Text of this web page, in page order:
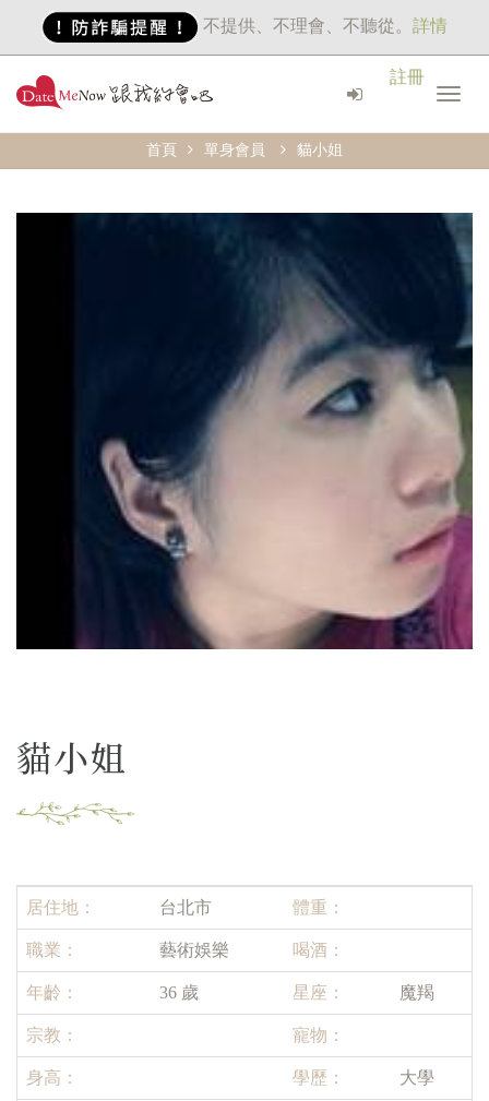
不提供、不理會、不聽從。 詳情
註冊
首頁 單身會員 貓小姐
貓小姐
居住地： 台北市 體重：
職業： 藝術娛樂 喝酒：
年齡： 36 歲 星座： 魔羯
宗教： 寵物：
身高： 學歷： 大學